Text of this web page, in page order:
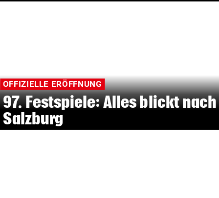
OFFIZIELLE ERÖFFNUNG
97. Festspiele: Alles blickt nach
Salzburg